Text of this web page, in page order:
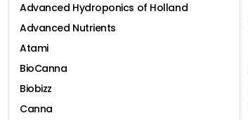
Advanced Hydroponics of Holland
Advanced Nutrients
Atami
BioCanna
Biobizz
Canna